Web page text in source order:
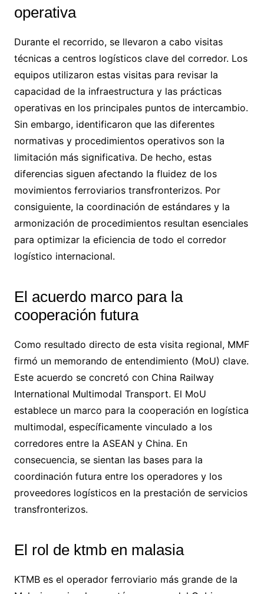
operativa
Durante el recorrido, se llevaron a cabo visitas
técnicas a centros logísticos clave del corredor. Los
equipos utilizaron estas visitas para revisar la
capacidad de la infraestructura y las prácticas
operativas en los principales puntos de intercambio.
Sin embargo, identificaron que las diferentes
normativas y procedimientos operativos son la
limitación más significativa. De hecho, estas
diferencias siguen afectando la fluidez de los
movimientos ferroviarios transfronterizos. Por
consiguiente, la coordinación de estándares y la
armonización de procedimientos resultan esenciales
para optimizar la eficiencia de todo el corredor
logístico internacional.
El acuerdo marco para la
cooperación futura
Como resultado directo de esta visita regional, MMF
firmó un memorando de entendimiento (MoU) clave.
Este acuerdo se concretó con China Railway
International Multimodal Transport. El MoU
establece un marco para la cooperación en logística
multimodal, específicamente vinculado a los
corredores entre la ASEAN y China. En
consecuencia, se sientan las bases para la
coordinación futura entre los operadores y los
proveedores logísticos en la prestación de servicios
transfronterizos.
El rol de ktmb en malasia
KTMB es el operador ferroviario más grande de la